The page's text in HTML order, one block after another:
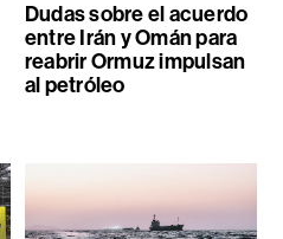
Dudas sobre el acuerdo
entre Irán y Omán para
reabrir Ormuz impulsan
al petróleo